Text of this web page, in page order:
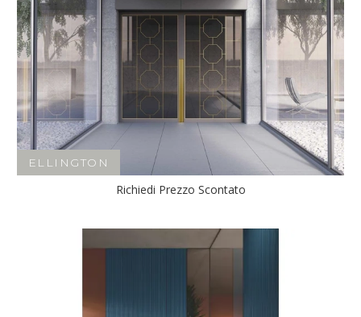
ELLINGTON
Richiedi Prezzo Scontato